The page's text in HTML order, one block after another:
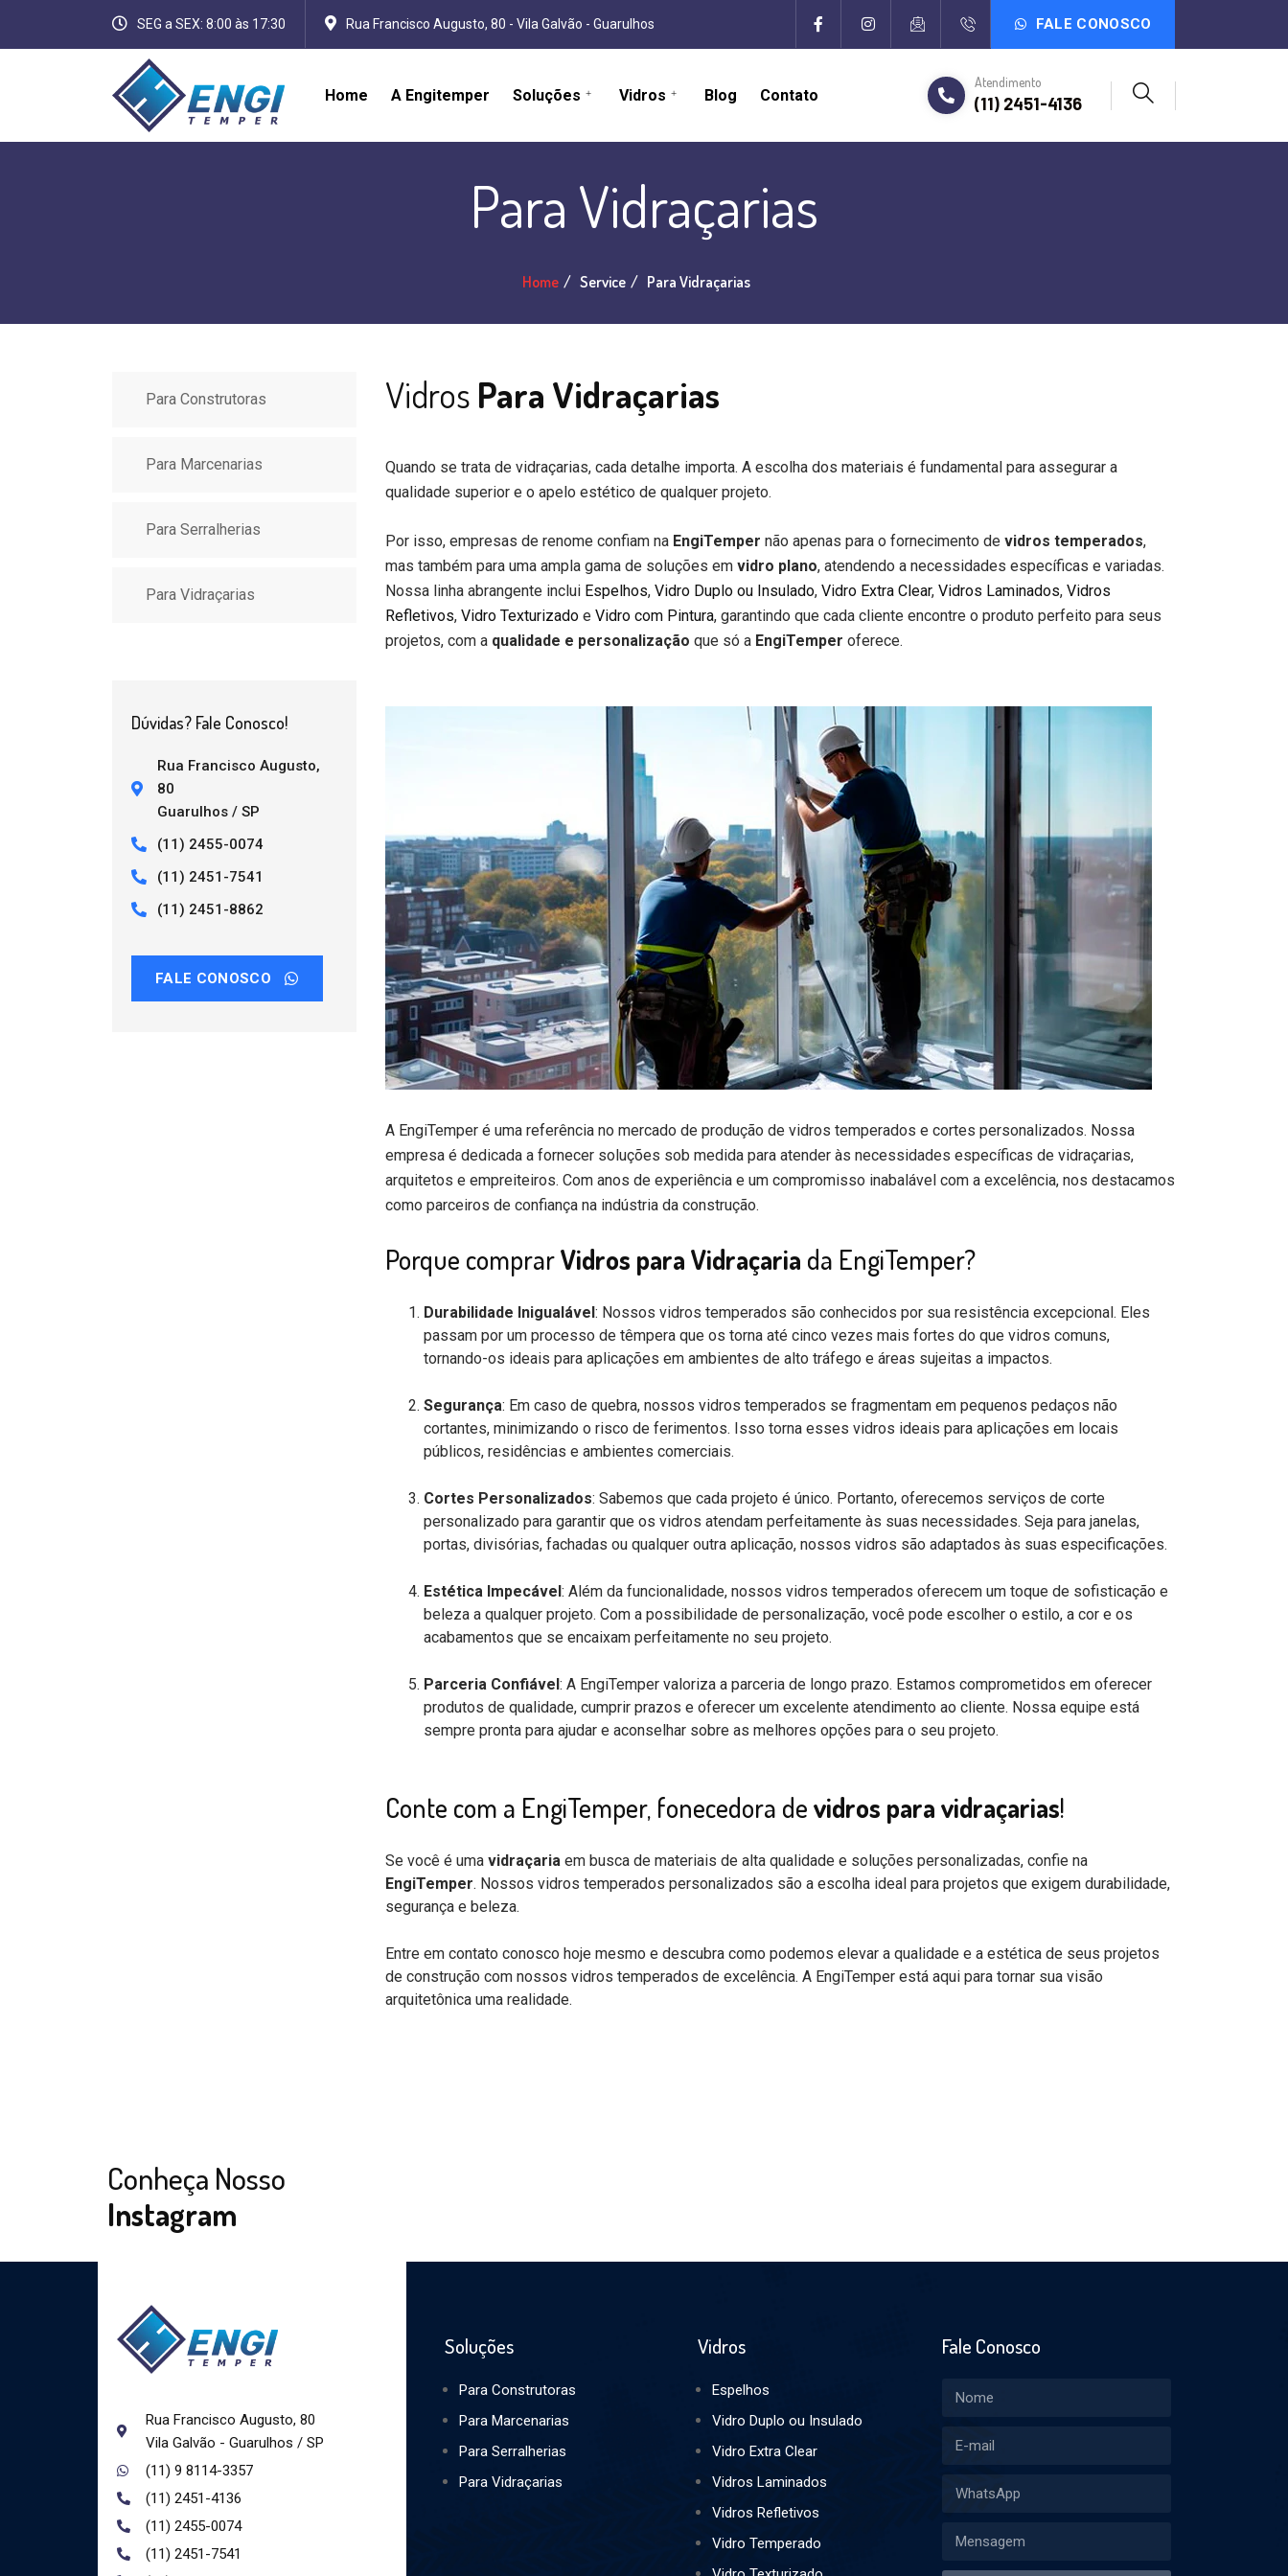
SEG a SEX: 8:00 às 17:30 Rua Francisco Augusto, 80 - Vila Galvão - Guarulhos FALE CONOSCO
Home A Engitemper Soluções Vidros Blog Contato
Atendimento
(11) 2451-4136
Para Vidraçarias
Home Service Para Vidraçarias
Para Construtoras
Para Marcenarias
Para Serralherias
Para Vidraçarias
Dúvidas? Fale Conosco!
Rua Francisco Augusto,
80
Guarulhos / SP
(11) 2455-0074
(11) 2451-7541
(11) 2451-8862
FALE CONOSCO
Vidros Para Vidraçarias
Quando se trata de vidraçarias, cada detalhe importa. A escolha dos materiais é fundamental para assegurar a
qualidade superior e o apelo estético de qualquer projeto.
Por isso, empresas de renome confiam na EngiTemper não apenas para o fornecimento de vidros temperados,
mas também para uma ampla gama de soluções em vidro plano, atendendo a necessidades específicas e variadas.
Nossa linha abrangente inclui Espelhos, Vidro Duplo ou Insulado, Vidro Extra Clear, Vidros Laminados, Vidros
Refletivos, Vidro Texturizado e Vidro com Pintura, garantindo que cada cliente encontre o produto perfeito para seus
projetos, com a qualidade e personalização que só a EngiTemper oferece.
A EngiTemper é uma referência no mercado de produção de vidros temperados e cortes personalizados. Nossa
empresa é dedicada a fornecer soluções sob medida para atender às necessidades específicas de vidraçarias,
arquitetos e empreiteiros. Com anos de experiência e um compromisso inabalável com a excelência, nos destacamos
como parceiros de confiança na indústria da construção.
Porque comprarVidros para Vidraçaria da EngiTemper?
Durabilidade Inigualável: Nossos vidros temperados são conhecidos por sua resistência excepcional. Eles
passam por um processo de têmpera que os torna até cinco vezes mais fortes do que vidros comuns,
tornando-os ideais para aplicações em ambientes de alto tráfego e áreas sujeitas a impactos.
Segurança: Em caso de quebra, nossos vidros temperados se fragmentam em pequenos pedaços não
cortantes, minimizando o risco de ferimentos. Isso torna esses vidros ideais para aplicações em locais
públicos, residências e ambientes comerciais.
Cortes Personalizados: Sabemos que cada projeto é único. Portanto, oferecemos serviços de corte
personalizado para garantir que os vidros atendam perfeitamente às suas necessidades. Seja para janelas,
portas, divisórias, fachadas ou qualquer outra aplicação, nossos vidros são adaptados às suas especificações.
Estética Impecável: Além da funcionalidade, nossos vidros temperados oferecem um toque de sofisticação e
beleza a qualquer projeto. Com a possibilidade de personalização, você pode escolher o estilo, a cor e os
acabamentos que se encaixam perfeitamente no seu projeto.
Parceria Confiável: A EngiTemper valoriza a parceria de longo prazo. Estamos comprometidos em oferecer
produtos de qualidade, cumprir prazos e oferecer um excelente atendimento ao cliente. Nossa equipe está
sempre pronta para ajudar e aconselhar sobre as melhores opções para o seu projeto.
Conte com a EngiTemper, fonecedora devidros para vidraçarias!
Se você é uma vidraçaria em busca de materiais de alta qualidade e soluções personalizadas, confie na
EngiTemper. Nossos vidros temperados personalizados são a escolha ideal para projetos que exigem durabilidade,
segurança e beleza.
Entre em contato conosco hoje mesmo e descubra como podemos elevar a qualidade e a estética de seus projetos
de construção com nossos vidros temperados de excelência. A EngiTemper está aqui para tornar sua visão
arquitetônica uma realidade.
Conheça Nosso
Instagram
Rua Francisco Augusto, 80
Vila Galvão - Guarulhos / SP
(11) 9 8114-3357
(11) 2451-4136
(11) 2455-0074
(11) 2451-7541
Soluções
Para Construtoras
Para Marcenarias
Para Serralherias
Para Vidraçarias
Vidros
Espelhos
Vidro Duplo ou Insulado
Vidro Extra Clear
Vidros Laminados
Vidros Refletivos
Vidro Temperado
Fale Conosco